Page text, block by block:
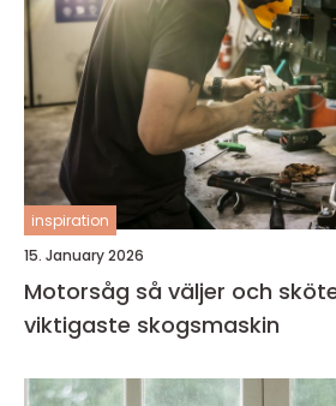
inspiration
15. January 2026
Motorsåg så väljer och sköter du din
viktigaste skogsmaskin